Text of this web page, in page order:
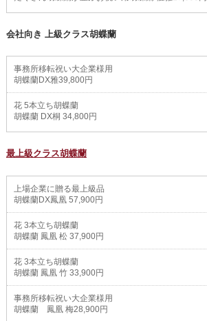
会社向き 上級クラス胡蝶蘭
事務所移転祝い大企業様用
胡蝶蘭DX雅39,800円
花 5本立ち胡蝶蘭
胡蝶蘭 DX桐 34,800円
最上級クラス胡蝶蘭
上場企業に贈る最上級品
胡蝶蘭DX鳳凰 57,900円
花 3本立ち胡蝶蘭
胡蝶蘭 鳳凰 松 37,900円
花 3本立ち胡蝶蘭
胡蝶蘭 鳳凰 竹 33,900円
事務所移転祝い大企業様用
胡蝶蘭 鳳凰 梅28,900円